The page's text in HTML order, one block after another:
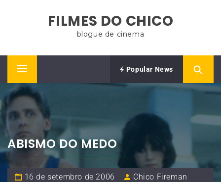
FILMES DO CHICO
blogue de cinema
Primary
Menu
Popular News
ABISMO DO MEDO
16 de setembro de 2006 Chico Fireman